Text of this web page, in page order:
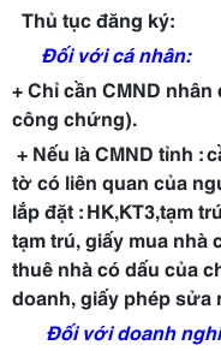
Thủ tục đăng ký:
Đối với cá nhân:
+ Chỉ cần CMND
công chứng).
+ Nếu là CMND tỉnh :
tờ có liên quan của
lắp đặt : HK,KT3,tạm
tạm trú, giấy mua nhà
thuê nhà có dấu của
doanh, giấy phép
Đối với doanh